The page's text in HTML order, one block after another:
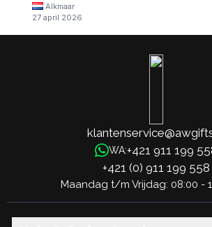
Alkmaar
27 april 2026
WA:+421 911 199
+421 (0) 911 199 558
Maandag t/m Vrijdag: 08:00 -